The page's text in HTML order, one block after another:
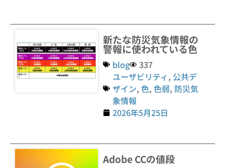
新たな防災気象情報の
警報に使われている色
blog
337
ユーザビリティ, 公共デ
ザイン,色,色弱, 防災気
象情報
2026年5月25日
Adobe CCの値段